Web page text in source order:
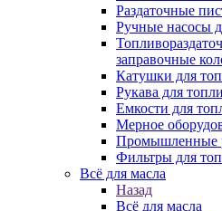
Раздаточные
Ручные насосы
заправочные
Катушки для
Рукава для
Емкости для
Мерное
Промышленные
Фильтры для
Всё для масла
Назад
Всё для масла